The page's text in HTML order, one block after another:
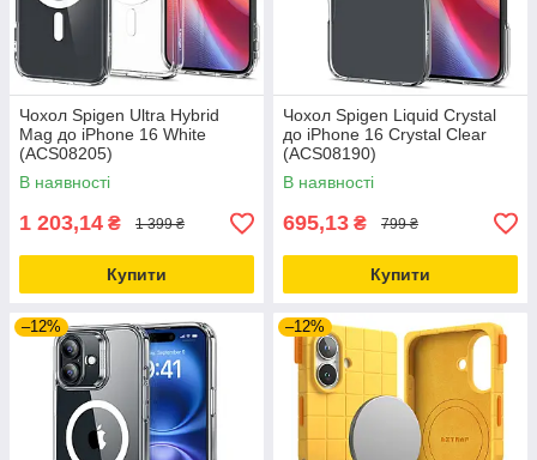
Чохол Spigen Ultra Hybrid
Mag до iPhone 16 White
(ACS08205)
В наявності
1 203,14 ₴ 1 399 ₴
Купити
Чохол Spigen Liquid Crystal
до iPhone 16 Crystal Clear
(ACS08190)
В наявності
695,13 ₴ 799 ₴
Купити
–12% –12%